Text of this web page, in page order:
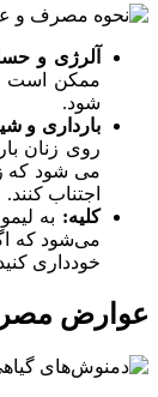
آلرژی و
ممکن است
شود.
بارداری و
روی زنان
می شود که
اجتناب کنند.
کلیه: به
می‌شود که
خودداری
عوارض